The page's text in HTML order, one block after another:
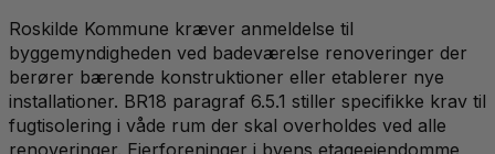
Roskilde Kommune kræver anmeldelse til
byggemyndigheden ved badeværelse renoveringer der
berører bærende konstruktioner eller etablerer nye
installationer. BR18 paragraf 6.5.1 stiller specifikke krav til
fugtisolering i våde rum der skal overholdes ved alle